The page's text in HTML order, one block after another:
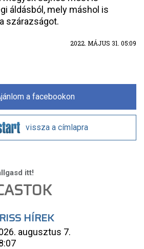
áldásból, mely máshol is
szárazságot.
2022. MÁJUS 31. 05:09
a facebookon
vissza a címlapra
HÍREK
augusztus 7.